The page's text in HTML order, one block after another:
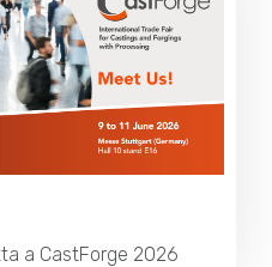
a CastForge 2026